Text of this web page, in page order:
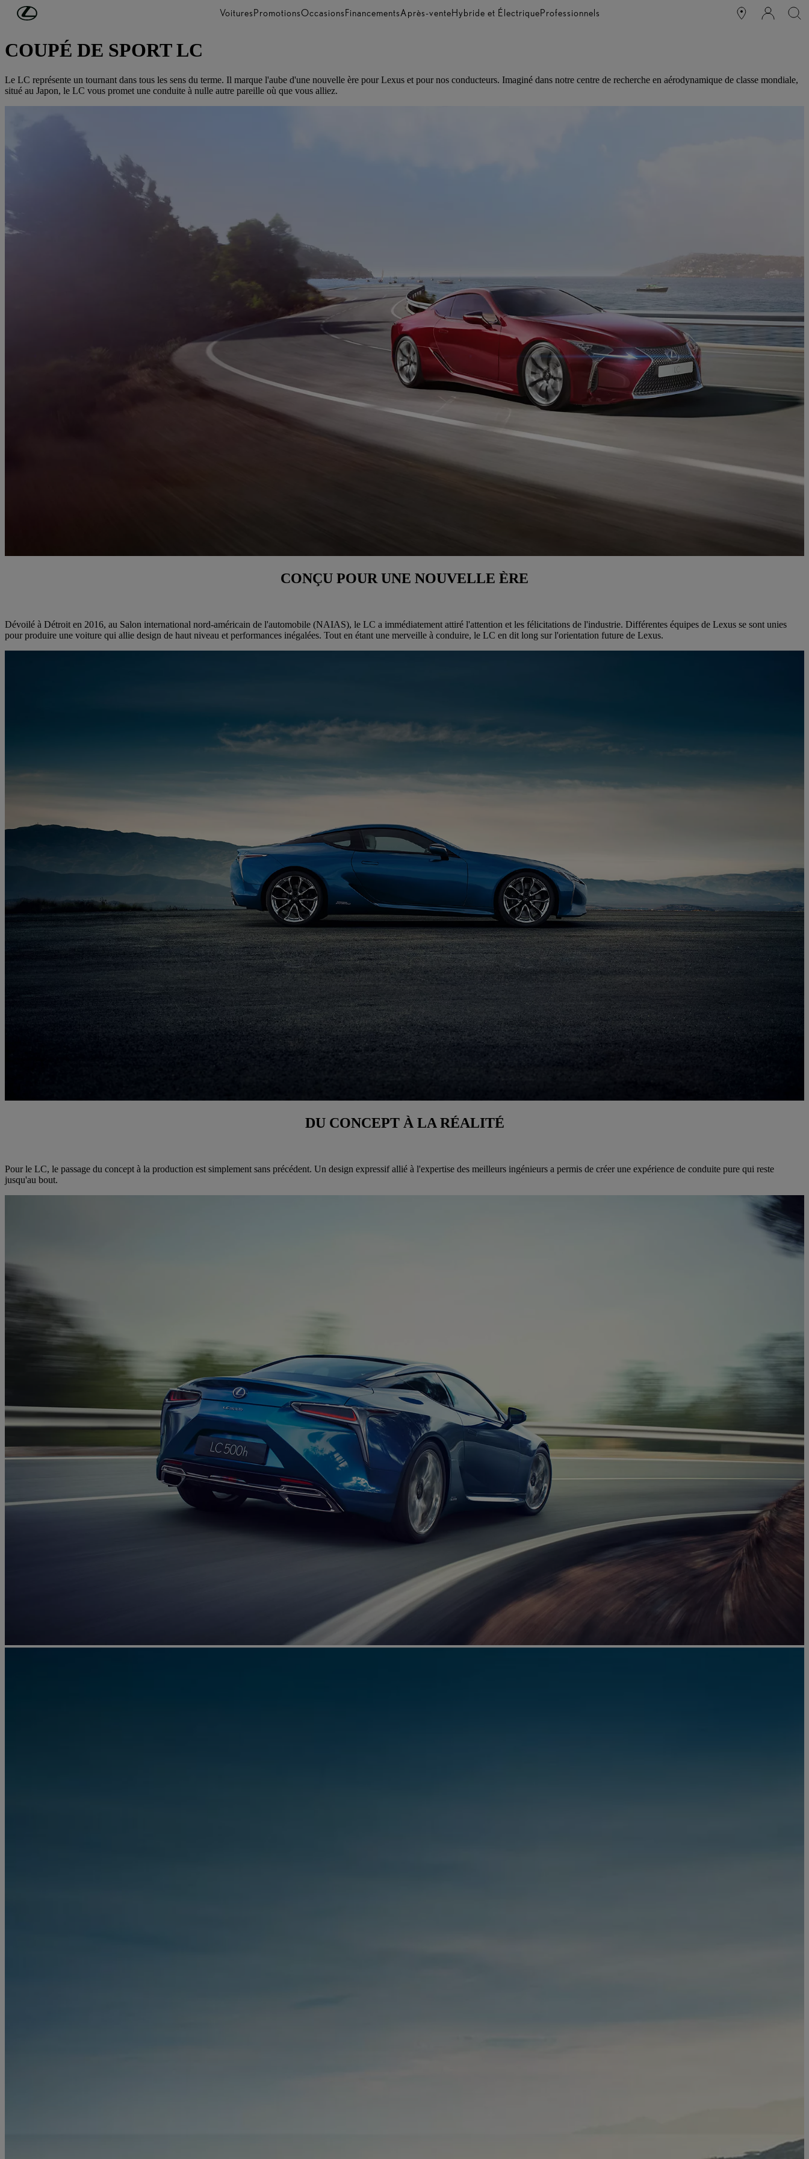
Passer au contenu principal VoituresPromotionsOccasionsFinancementsAprès-venteHybride et ÉlectriqueProfessionnels
DÉCOUVREZ LEXUS
COUPÉ DE SPORT LC
Le LC représente un tournant dans tous les sens du terme. Il marque l'aube d'une nouvelle ère pour Lexus et pour nos conducteurs. Imaginé dans notre centre de recherche en aérodynamique de classe mondiale,
situé au Japon, le LC vous promet une conduite à nulle autre pareille où que vous alliez.
CONÇU POUR UNE NOUVELLE ÈRE
Dévoilé à Détroit en 2016, au Salon international nord-américain de l'automobile (NAIAS), le LC a immédiatement attiré l'attention et les félicitations de l'industrie. Différentes équipes de Lexus se sont unies
pour produire une voiture qui allie design de haut niveau et performances inégalées. Tout en étant une merveille à conduire, le LC en dit long sur l'orientation future de Lexus.
DU CONCEPT À LA RÉALITÉ
Pour le LC, le passage du concept à la production est simplement sans précédent. Un design expressif allié à l'expertise des meilleurs ingénieurs a permis de créer une expérience de conduite pure qui reste
jusqu'au bout.